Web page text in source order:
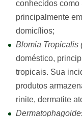
conhecidos como
principalmente
domicílios;
Blomia Tropicalis
doméstico,
tropicais. Sua
produtos
rinite, dermatite